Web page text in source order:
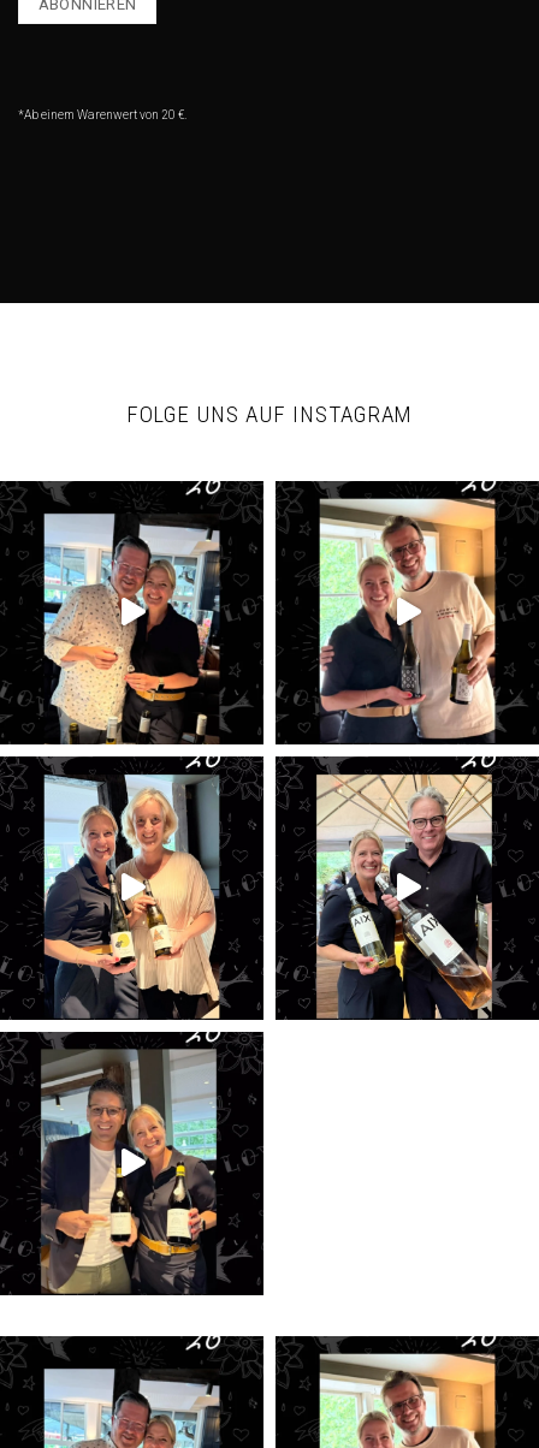
*Ab einem Warenwert von 20 €.
FOLGE UNS AUF INSTAGRAM